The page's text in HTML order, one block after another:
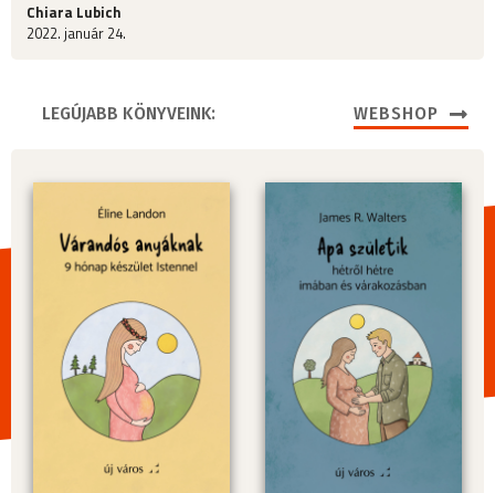
Chiara Lubich
2022. január 24.
LEGÚJABB KÖNYVEINK: WEBSHOP